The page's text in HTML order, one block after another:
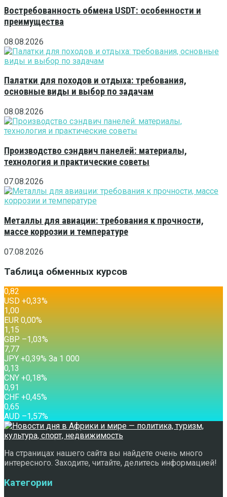
Востребованность обмена USDT: особенности и
преимущества
08.08.2026
Палатки для походов и отдыха: требования,
основные виды и выбор по задачам
08.08.2026
Производство сэндвич панелей: материалы,
технология и практические советы
07.08.2026
Металлы для авиации: требования к прочности,
массе коррозии и температуре
07.08.2026
Таблица обменных курсов
0,82
USD +0,33%
1,00
EUR 0,00%
1,15
GBP –1,03%
7,77
JPY +0,39% За 1 000
0,13
CNY +0,18%
0,91
CHF +0,45%
0,65
AUD –1,57%
На страницах нашего сайта вы найдете очень много
интересного. Заходите, читайте, делитесь информацией!
Категории